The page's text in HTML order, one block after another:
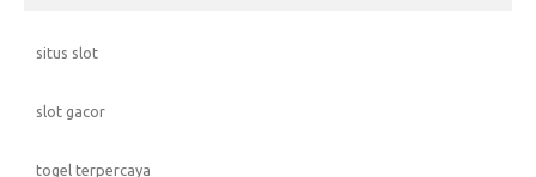
situs slot
slot gacor
togel terpercaya